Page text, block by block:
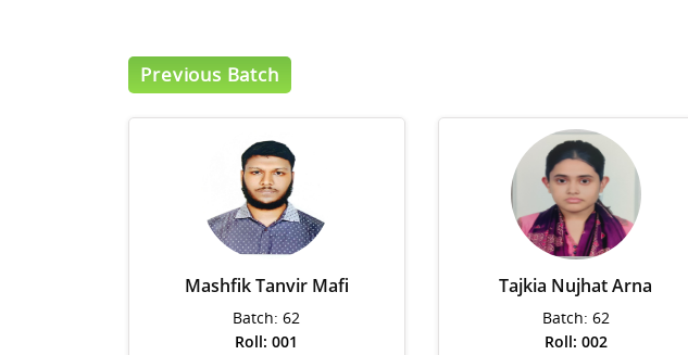
Previous Batch
Mashfik Tanvir Mafi
Batch: 62
Roll: 001
Tajkia Nujhat Arna
Batch: 62
Roll: 002